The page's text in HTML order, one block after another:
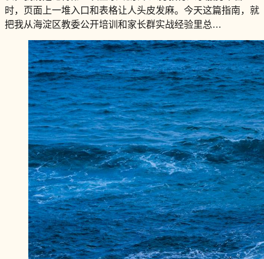
时，页面上一堆入口和表格让人头皮发麻。今天这篇指南，就
把我从海淀区教委公开培训和家长群实战经验里总…